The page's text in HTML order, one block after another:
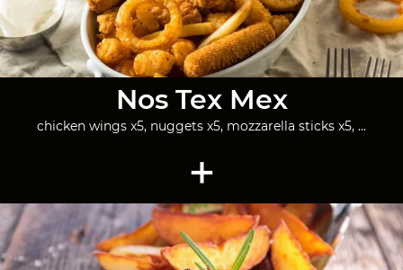
Nos Tex Mex
chicken wings x5, nuggets x5, mozzarella sticks x5, ...
+